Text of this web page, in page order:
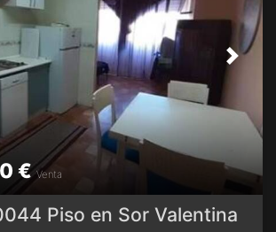
Piso en Sor Valentina
Next
€Venta